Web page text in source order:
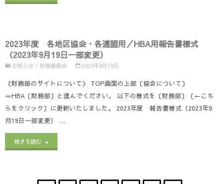
書
の
更
に
つ
て
更
区
会・
各
盟
用
式
更
各
地
区
協
会・
各
連
2023年度 各地区協会・各連盟用／HBA用報告書様式
（2023年9月19日一部変更）
お知らせ / 財務委員会 2023年9月19日
《財務部のサイトについて》 TOP画面の上部〔協会について〕
⇒HBA〔財務部〕と進んでください。 以下の様式を〔財務部〕〔←こち
らをクリック〕に更新いたしました。 2023年度 報告書様式（2023年9
月19日一部変更） …
続きを読む "2023